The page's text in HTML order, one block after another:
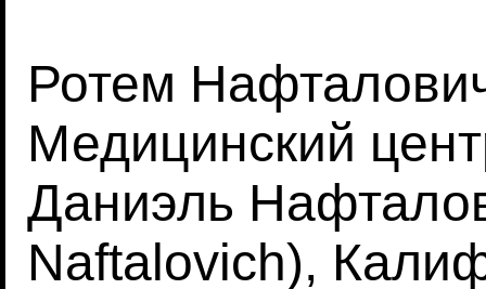
Ротем
Медицинский
Даниэль
Naftalovich),